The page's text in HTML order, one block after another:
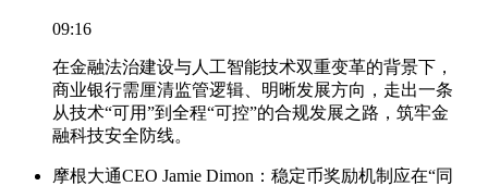
09:16
在金融法治建设与人工智能技术双重变革的背景下，
商业银行需厘清监管逻辑、明晰发展方向，走出一条
从技术“可用”到全程“可控”的合规发展之路，筑牢金
融科技安全防线。
摩根大通CEO Jamie Dimon：稳定币奖励机制应在“同